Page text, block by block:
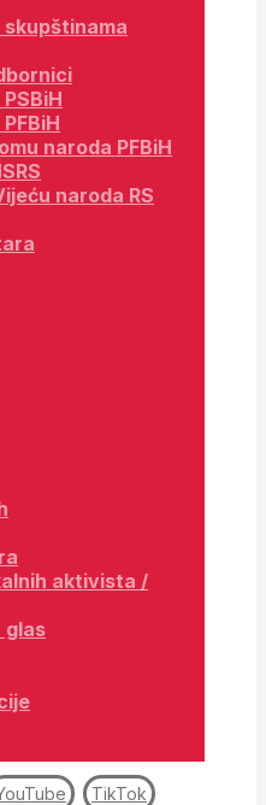
naroda PFBiH
naroda RS
aktivista /
glas
TikTok